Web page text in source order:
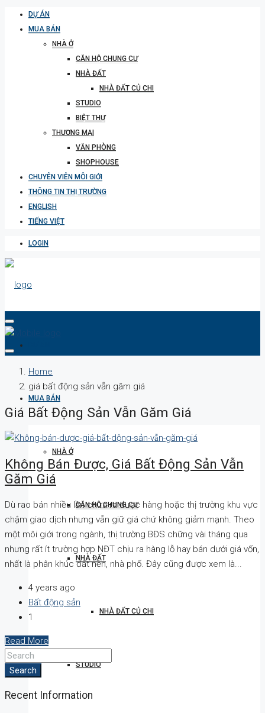
DỰ ÁN
MUA BÁN
NHÀ Ở
CĂN HỘ CHUNG CƯ
NHÀ ĐẤT
NHÀ ĐẤT CỦ CHI
STUDIO
BIỆT THỰ
THƯƠNG MẠI
VĂN PHÒNG
SHOPHOUSE
CHUYÊN VIÊN MÔI GIỚI
THÔNG TIN THỊ TRƯỜNG
ENGLISH
TIẾNG VIỆT
LOGIN
MUA BÁN
NHÀ Ở
CĂN HỘ CHUNG CƯ
NHÀ ĐẤT
NHÀ ĐẤT CỦ CHI
STUDIO
Home
giá bất động sản vẫn găm giá
Giá Bất Động Sản Vẫn Găm Giá
Không Bán Được, Giá Bất Động Sản Vẫn
Găm Giá
Dù rao bán nhiều lần chưa ra được hàng hoặc thị trường khu vực
chậm giao dịch nhưng vẫn giữ giá chứ không giảm mạnh. Theo
một môi giới trong ngành, thị trường BĐS chững vài tháng qua
nhưng rất ít trường hợp NĐT chịu ra hàng lỗ hay bán dưới giá vốn,
nhất là phân khúc đất nền, nhà phố. Đây cũng được xem là...
4 years ago
Bất động sản
1
Read More
Search
Recent Information